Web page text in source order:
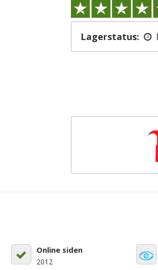
Lagerstatus:
Online siden
2012